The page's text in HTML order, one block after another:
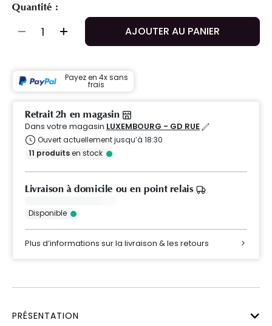
Quantité :
AJOUTER AU PANIER
Payez en 4x sans
frais
Retrait 2h en magasin
Dans votre magasin LUXEMBOURG - GD RUE
Ouvert actuellement jusqu’à 18:30
11 produitsen stock
Livraison à domicile ou en point relais
Disponible
Plus d’informations sur la livraison & les retours
PRÉSENTATION